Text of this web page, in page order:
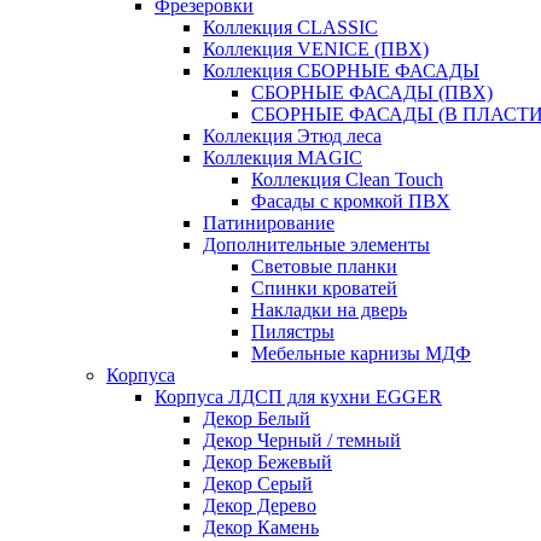
Фрезеровки
Коллекция CLASSIC
Коллекция VENICE (ПВХ)
Коллекция СБОРНЫЕ ФАСАДЫ
СБОРНЫЕ ФАСАДЫ (ПВХ)
СБОРНЫЕ ФАСАДЫ (В
Коллекция Этюд леса
Коллекция MAGIC
Коллекция Clean Touch
Фасады с кромкой ПВХ
Патинирование
Дополнительные элементы
Световые планки
Спинки кроватей
Накладки на дверь
Пилястры
Мебельные карнизы МДФ
Корпуса
Корпуса ЛДСП для кухни EGGER
Декор Белый
Декор Черный / темный
Декор Бежевый
Декор Серый
Декор Дерево
Декор Камень